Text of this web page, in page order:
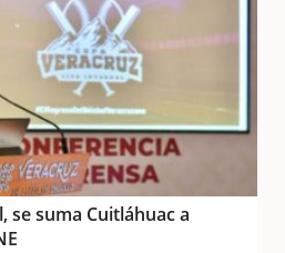
se suma Cuitláhuac a